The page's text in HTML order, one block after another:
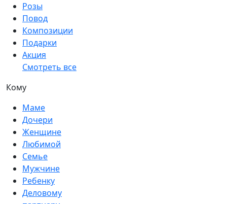
Розы
Повод
Композиции
Подарки
Акция
Смотреть все
Кому
Маме
Дочери
Женщине
Любимой
Семье
Мужчине
Ребенку
Деловому